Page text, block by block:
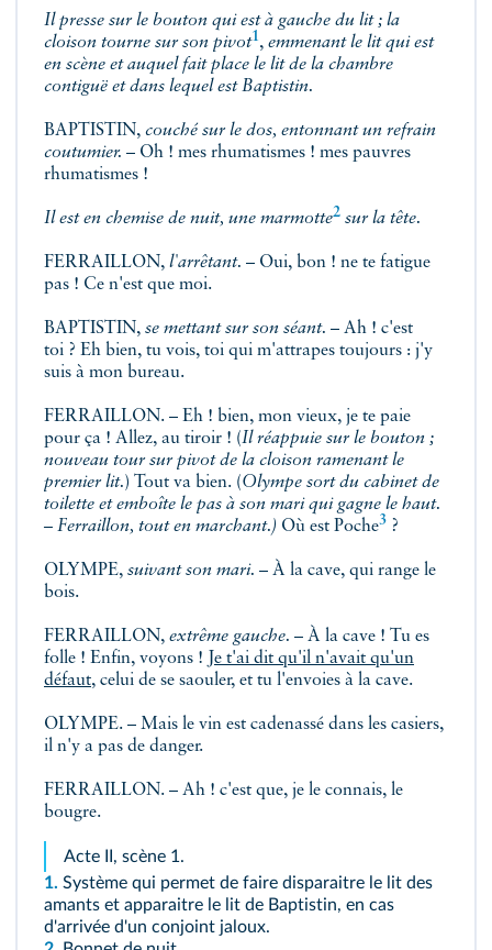
Il presse sur le bouton qui est à gauche du lit ; la
cloison tourne sur son pivot1, emmenant le lit qui est
en scène et auquel fait place le lit de la chambre
contiguë et dans lequel est Baptistin.
BAPTISTIN, couché sur le dos, entonnant un refrain
coutumier. – Oh ! mes rhumatismes ! mes pauvres
rhumatismes !
Il est en chemise de nuit, une marmotte2 sur la tête.
FERRAILLON, l'arrêtant. – Oui, bon ! ne te fatigue
pas ! Ce n'est que moi.
BAPTISTIN, se mettant sur son séant. – Ah ! c'est
toi ? Eh bien, tu vois, toi qui m'attrapes toujours : j'y
suis à mon bureau.
FERRAILLON. – Eh ! bien, mon vieux, je te paie
pour ça ! Allez, au tiroir ! (Il réappuie sur le bouton ;
nouveau tour sur pivot de la cloison ramenant le
premier lit.) Tout va bien. (Olympe sort du cabinet de
toilette et emboîte le pas à son mari qui gagne le haut.
– Ferraillon, tout en marchant.) Où est Poche3 ?
OLYMPE, suivant son mari. – À la cave, qui range le
bois.
FERRAILLON, extrême gauche. – À la cave ! Tu es
folle ! Enfin, voyons !
Je t'ai dit qu'il n'avait qu'un
défaut, celui de se saouler, et tu l'envoies à la cave.
OLYMPE. – Mais le vin est cadenassé dans les casiers,
il n'y a pas de danger.
FERRAILLON. – Ah ! c'est que, je le connais, le
bougre.
Acte II, scène 1.
1. Système qui permet de faire disparaitre le lit des
amants et apparaitre le lit de Baptistin, en cas
d'arrivée d'un conjoint jaloux.